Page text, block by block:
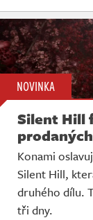
NOVINKA
Silent Hill
Konami
Silent Hill,
druhého dílu.
tři dny.